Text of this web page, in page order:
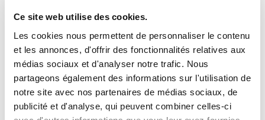
Ce site web utilise des cookies.
Les cookies nous permettent de personnaliser le contenu
et les annonces, d'offrir des fonctionnalités relatives aux
médias sociaux et d'analyser notre trafic. Nous
partageons également des informations sur l'utilisation de
notre site avec nos partenaires de médias sociaux, de
publicité et d'analyse, qui peuvent combiner celles-ci
Vernissage, en Donneschdeg, de 25.
Juni 2026 um 18 Auer am Bierger- a
Kulturhaus vun der Gemeng
Munneref
Ëffnungszäite vun der Ausstellung:
Méindes, denschdes, donneschdes : 8:00 –